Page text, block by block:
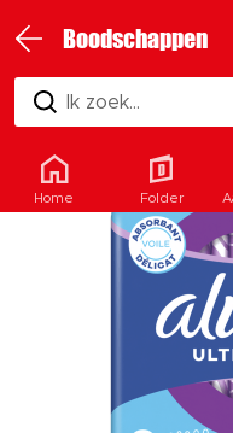
Boodschappen
Ik zoek...
Home Folder